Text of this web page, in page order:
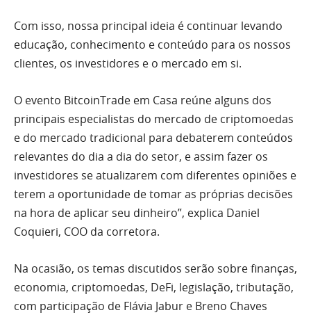
Com isso, nossa principal ideia é continuar levando
educação, conhecimento e conteúdo para os nossos
clientes, os investidores e o mercado em si.
O evento BitcoinTrade em Casa reúne alguns dos
principais especialistas do mercado de criptomoedas
e do mercado tradicional para debaterem conteúdos
relevantes do dia a dia do setor, e assim fazer os
investidores se atualizarem com diferentes opiniões e
terem a oportunidade de tomar as próprias decisões
na hora de aplicar seu dinheiro”, explica Daniel
Coquieri, COO da corretora.
Na ocasião, os temas discutidos serão sobre finanças,
economia, criptomoedas, DeFi, legislação, tributação,
com participação de Flávia Jabur e Breno Chaves